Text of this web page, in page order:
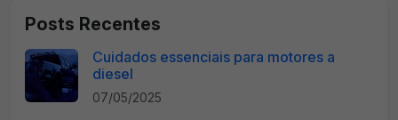
Posts Recentes
Cuidados essenciais para motores a
diesel
07/05/2025